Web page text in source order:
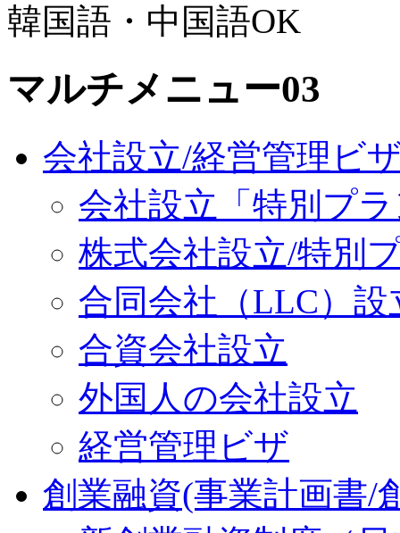
韓国語・中国語OK
マルチメニュー03
会社設立/経営管理ビ
会社設立「特別プ
株式会社設立/特別
合同会社（LLC）設
合資会社設立
外国人の会社設立
経営管理ビザ
創業融資(事業計画書/